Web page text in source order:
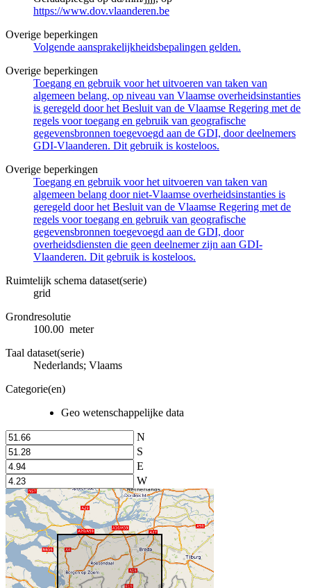
https://www.dov.vlaanderen.be
Overige beperkingen
Volgende aansprakelijkheidsbepalingen gelden.
Overige beperkingen
Toegang en gebruik voor het uitvoeren van taken van
algemeen belang, op niveau van Vlaamse overheidsinstanties
is geregeld door het Besluit van de Vlaamse Regering met de
regels voor toegang en gebruik van geografische
gegevensbronnen toegevoegd aan de GDI, door deelnemers
GDI-Vlaanderen. Dit gebruik is kosteloos.
Overige beperkingen
Toegang en gebruik voor het uitvoeren van taken van
algemeen belang door niet-Vlaamse overheidsinstanties is
geregeld door het Besluit van de Vlaamse Regering met de
regels voor toegang en gebruik van geografische
gegevensbronnen toegevoegd aan de GDI, door
overheidsdiensten die geen deelnemer zijn aan GDI-
Vlaanderen. Dit gebruik is kosteloos.
Ruimtelijk schema dataset(serie)
grid
Grondresolutie
100.00 meter
Taal dataset(serie)
Nederlands; Vlaams
Categorie(en)
Geo wetenschappelijke data
N
S
E
W